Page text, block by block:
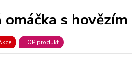
omáčka s hovězím
TOP produkt